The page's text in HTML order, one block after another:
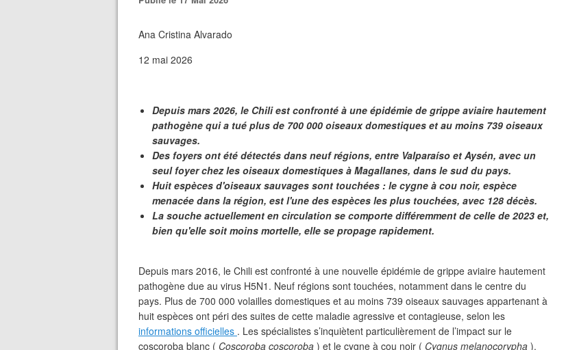
Ana Cristina Alvarado
12 mai 2026
Depuis mars 2026, le Chili est confronté à une épidémie de grippe aviaire hautement
pathogène qui a tué plus de 700 000 oiseaux domestiques et au moins 739 oiseaux
sauvages.
Des foyers ont été détectés dans neuf régions, entre Valparaíso et Aysén, avec un
seul foyer chez les oiseaux domestiques à Magallanes, dans le sud du pays.
Huit espèces d'oiseaux sauvages sont touchées : le cygne à cou noir, espèce
menacée dans la région, est l'une des espèces les plus touchées, avec 128 décès.
La souche actuellement en circulation se comporte différemment de celle de 2023 et,
bien qu'elle soit moins mortelle, elle se propage rapidement.
Depuis mars 2016, le Chili est confronté à une nouvelle épidémie de grippe aviaire hautement
pathogène due au virus H5N1. Neuf régions sont touchées, notamment dans le centre du
pays. Plus de 700 000 volailles domestiques et au moins 739 oiseaux sauvages appartenant à
huit espèces ont péri des suites de cette maladie agressive et contagieuse, selon les
informations officielles . Les spécialistes s’inquiètent particulièrement de l’impact sur le
coscoroba blanc ( Coscoroba coscoroba ) et le cygne à cou noir ( Cygnus melanocorypha ).